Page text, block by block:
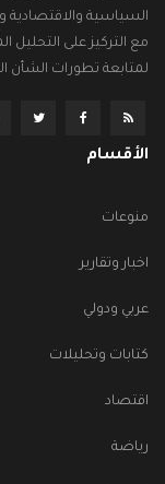
السياسية والاقتصادية
مع التركيز على التحليل
لمتابعة تطورات الشأن
الأقسام
منوعات
اخبار وتقارير
عربي ودولي
كتابات وتحليلات
اقتصاد
رياضة